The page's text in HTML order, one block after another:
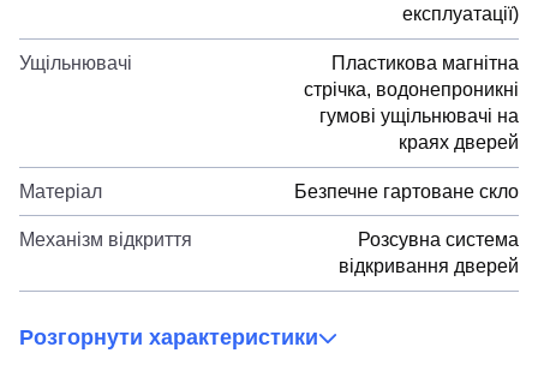
експлуатації)
Ущільнювачі
Пластикова магнітна
стрічка, водонепроникні
гумові ущільнювачі на
краях дверей
Матеріал Безпечне гартоване скло
Механізм відкриття
Розсувна система
відкривання дверей
Розгорнути характеристики